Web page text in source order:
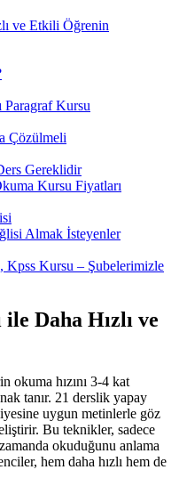
ve Etkili Öğrenin
Paragraf Kursu
Çözülmeli
Gereklidir
Kursu Fiyatları
Almak İsteyenler
Kursu – Şubelerimizle
Daha Hızlı ve
okuma hızını 3-4 kat
tanır. 21 derslik yapay
uygun metinlerle göz
Bu teknikler, sadece
okuduğunu anlama
hem daha hızlı hem de